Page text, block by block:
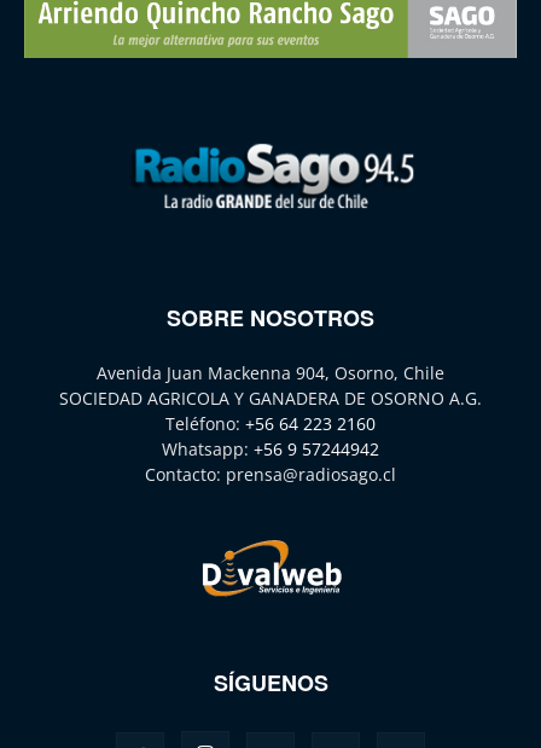
SOBRE NOSOTROS
Avenida Juan Mackenna 904, Osorno, Chile
SOCIEDAD AGRICOLA Y GANADERA DE OSORNO A.G.
Teléfono: +56 64 223 2160
Whatsapp: +56 9 57244942
Contacto: prensa@radiosago.cl
SÍGUENOS